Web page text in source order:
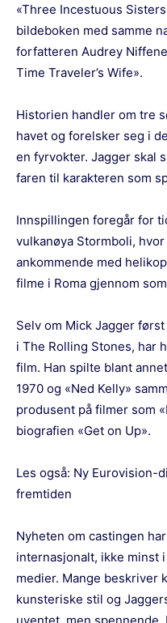
«Three Incestuous
bildeboken med samme
forfatteren Audrey
Time Traveler’s Wife».
Historien handler om tre
havet og forelsker seg i
en fyrvokter. Jagger skal
faren til karakteren som
Innspillingen foregår for
vulkanøya Stormboli,
ankommende med
filme i Roma gjennom
Selv om Mick Jagger
i The Rolling Stones, har
film. Han spilte blant
1970 og «Ned Kelly»
produsent på filmer som
biografien «Get on Up».
Les også: Ny Eurovision-
fremtiden
Nyheten om castingen
internasjonalt, ikke minst
medier. Mange beskriver
kunsteriske stil og
uventet, men spennende.